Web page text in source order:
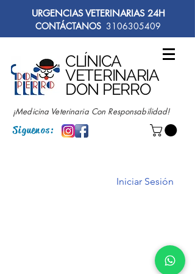
URGENCIAS VETERINARIAS 24H
CONTÁCTANOS 3106305409
CLÍNICA
VETERINARIA
DON PERRO
¡Medicina Veterinaria Con Responsabilidad!
Siguenos:
Iniciar Sesión